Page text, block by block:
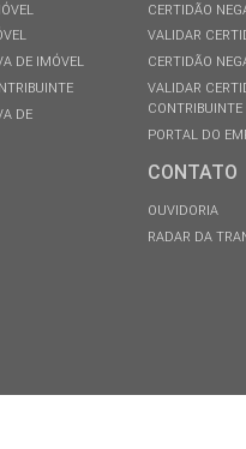
DE IMÓVEL
DE
CERTIDÃO
VALIDAR
CERTIDÃO
VALIDAR
CONTRIBUINTE
PORTAL DO
CONTATO
OUVIDORIA
RADAR DA